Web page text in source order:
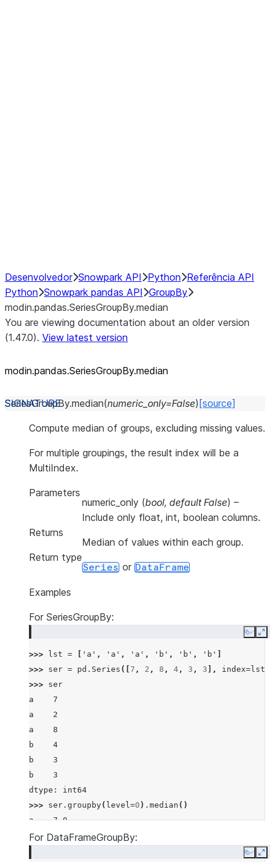
Desenvolvedor Snowpark API Python Referência API
Python Snowpark pandas API GroupBy
modin.pandas.SeriesGroupBy.median
You are viewing documentation about an older version
(1.47.0). View latest version
modin.pandas.SeriesGroupBy.median
SeriesGroupBy.median(numeric_only=False) [source]
Compute median of groups, excluding missing values.
For multiple groupings, the result index will be a
MultiIndex.
Parameters
numeric_only (bool, default False) –
Include only float, int, boolean columns.
Returns
Median of values within each group.
Return type
Series or DataFrame
Examples
For SeriesGroupBy:
Copy
>>> lst = 'a' , 'a' , 'a' , 'b' , 'b' , 'b'
>>> ser = pd . Series ([ 7 , 2 , 8 , 4 , 3 , 3 ], index=lst
>>> ser
a    7
a    2
a    8
b    4
b    3
b    3
dtype: int64
>>> ser . groupby( level=0 ) . median ()
a    7.0
b    3.0
For DataFrameGroupBy:
Copy